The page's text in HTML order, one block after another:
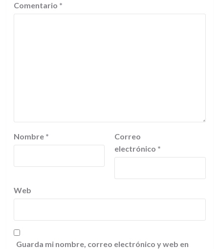
Comentario *
Nombre *
Correo
electrónico *
Web
Guarda mi nombre, correo electrónico y web en